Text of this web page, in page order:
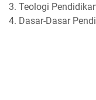
3. Teologi
4. Dasar-Dasar